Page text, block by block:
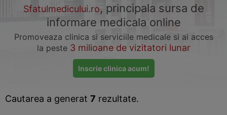
Sfatulmedicului.ro, principala sursa de
informare medicala online
Promoveaza clinica si serviciile medicale si ai acces
la peste 3 milioane de vizitatori lunar
Inscrie clinica acum!
Cautarea a generat 7 rezultate.